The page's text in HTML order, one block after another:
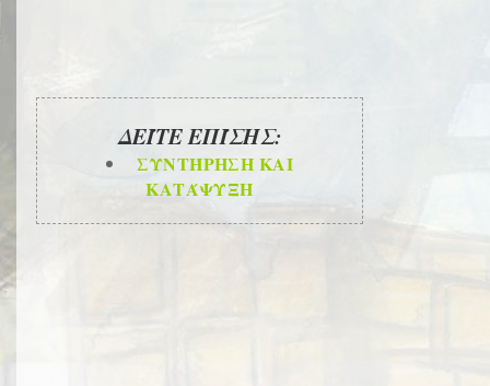
ΔΕΊΤΕ ΕΠΊΣΗΣ:
ΣΥΝΤΉΡΗΣΗ ΚΑΙ
KΑΤΆΨΥΞΗ